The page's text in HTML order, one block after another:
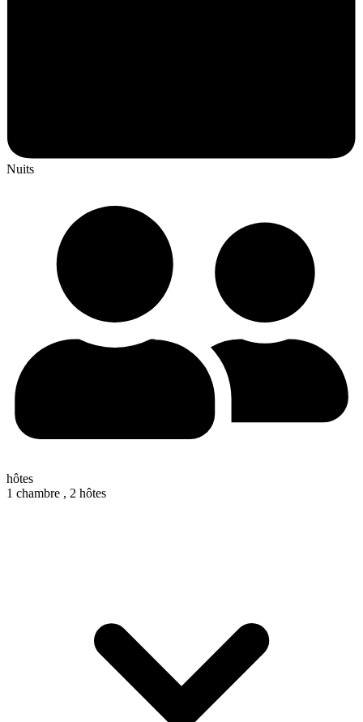
Nuits
hôtes
1 chambre , 2 hôtes